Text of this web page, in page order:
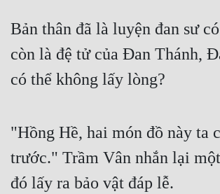
Cạnh Kỹ
Cổ Tiên Hiệp
Cổ Đại
Dã Sử
Bản thân đã là luyện đan sư
còn là đệ tử của Đan Thánh,
có thể không lấy lòng?
"Hồng Hề, hai món đồ này ta
trước." Trầm Vân nhắn lại
đó lấy ra bảo vật đáp lễ.